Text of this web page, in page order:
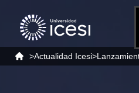
>Actualidad Icesi>